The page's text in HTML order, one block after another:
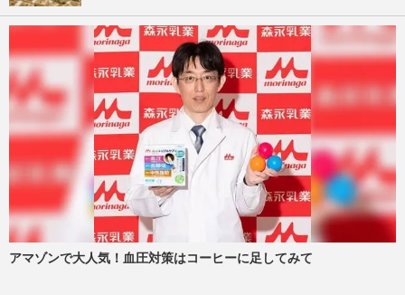
アマゾンで大人気！血圧対策はコーヒーに足してみて